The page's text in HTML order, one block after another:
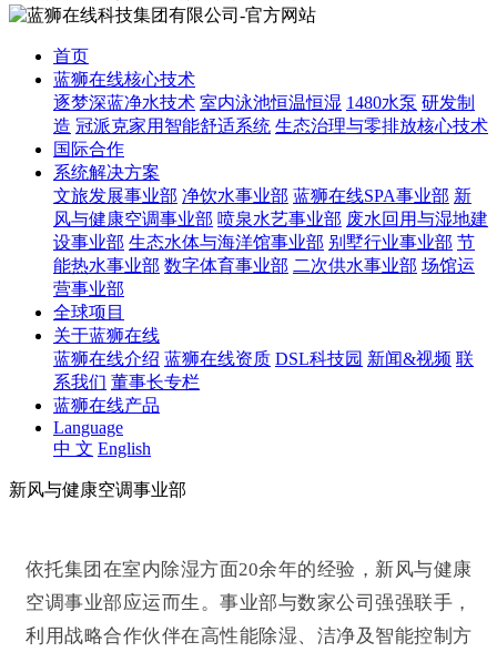
首页
蓝狮在线核心技术
逐梦深蓝净水技术 室内泳池恒温恒湿 1480水泵 研发制
造 冠派克家用智能舒适系统 生态治理与零排放核心技术
国际合作
系统解决方案
文旅发展事业部 净饮水事业部 蓝狮在线SPA事业部 新
风与健康空调事业部 喷泉水艺事业部 废水回用与湿地建
设事业部 生态水体与海洋馆事业部 别墅行业事业部 节
能热水事业部 数字体育事业部 二次供水事业部 场馆运
营事业部
全球项目
关于蓝狮在线
蓝狮在线介绍 蓝狮在线资质 DSL科技园 新闻&视频 联
系我们 董事长专栏
蓝狮在线产品
Language
中 文 English
新风与健康空调事业部
依托集团在室内除湿方面20余年的经验，新风与健康
空调事业部应运而生。事业部与数家公司强强联手，
利用战略合作伙伴在高性能除湿、洁净及智能控制方